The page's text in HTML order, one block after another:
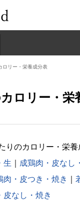
ロリー・栄養成分表
ロリー・栄
りのカロリー・栄養
生 ｜ 成鶏肉・皮なし
肉・皮つき・焼き ｜
皮なし・焼き